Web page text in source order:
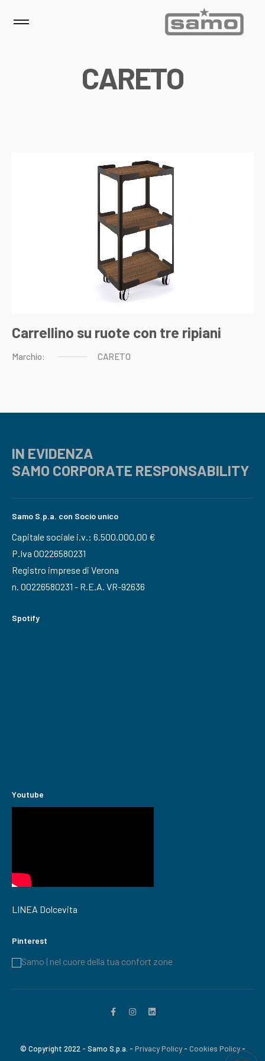
CARETO
Carrellino su ruote con tre ripiani
Marchio: CARETO
IN EVIDENZA
SAMO CORPORATE RESPONSABILITY
Samo S.p.a. con Socio unico
Capitale sociale i.v.: 6.500.000,00 €
P.Iva 00226580231
Registro imprese di Verona
n. 00226580231 - R.E.A. VR-92636
Spotify
Youtube
LINEA Dolcevita
Pinterest
Samo | nel cuore della tua confort zone
© Copyright 2022 - Samo S.p.a. - Privacy Policy- Cookies Policy-